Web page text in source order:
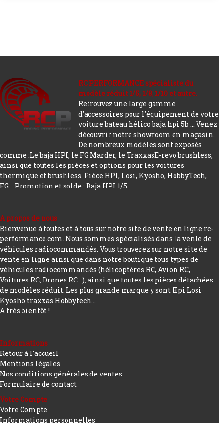
RC PERFORMANCE spécialiste du
modèle réduit 1/5, 1/8, 1/10 et autre.
Retrouvez une large gamme
d'accessoires pour l'équipement de votre
voiture bateau hélico baja hpi 5b ... Venez
découvrir notre showroom en magasin.
De nombreux modèles sont exposés
comme :Le baja HPI, le FG Marder, le TraxxasE-revo brushless,
ainsi que toutes les pièces et options pour les voitures
thermique et brushless. Pièce HPI, Losi, Kyosho, HobbyTech,
FG... Promotion et solde : Baja HPI 1/5
A propos de nous
Bienvenue à toutes et à tous sur notre site de vente en ligne rc-
performance.com. Nous sommes spécialisés dans la vente de
véhicules radiocommandés. Vous trouverez sur notre site de
vente en ligne ainsi que dans notre boutique tous types de
véhicules radiocommandés (hélicoptères RC, Avion RC,
Voitures RC, Drones RC…), ainsi que toutes les pièces détachées
de modèles réduit. Les plus grande marque y sont Hpi Losi
Kyosho traxxas Hobbytech...
A très bientôt !
Informations
Retour à l'accueil
Mentions légales
Nos conditions générales de ventes
Formulaire de contact
Votre Compte
Votre Compte
Informations personnelles